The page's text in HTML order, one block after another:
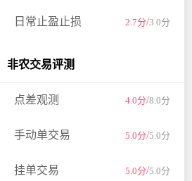
日常止盈止损 2.7分/3.0分
非农交易评测
点差观测 4.0分/8.0分
手动单交易 5.0分/5.0分
挂单交易 5.0分/5.0分